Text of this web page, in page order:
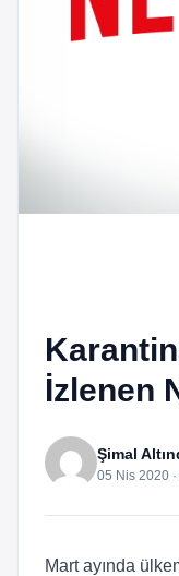
İzlenen
Şimal
05 Nis 2020
Mart ayında